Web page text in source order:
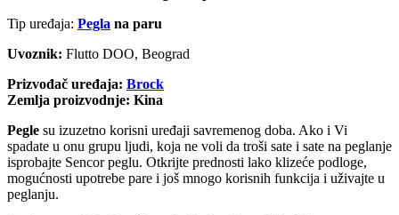
Tip uređaja: Pegla na paru
Uvoznik: Flutto DOO, Beograd
Prizvođač uređaja: Brock
Zemlja proizvodnje: Kina
Pegle su izuzetno korisni uređaji savremenog doba. Ako i Vi
spadate u onu grupu ljudi, koja ne voli da troši sate i sate na peglanje
isprobajte Sencor peglu. Otkrijte prednosti lako klizeće podloge,
mogućnosti upotrebe pare i još mnogo korisnih funkcija i uživajte u
peglanju.